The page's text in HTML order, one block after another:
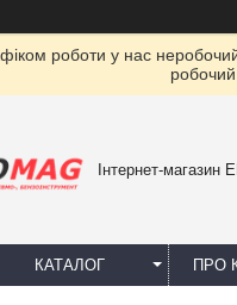
роботи у нас
Інтернет-магазин
КАТАЛОГ ПРО